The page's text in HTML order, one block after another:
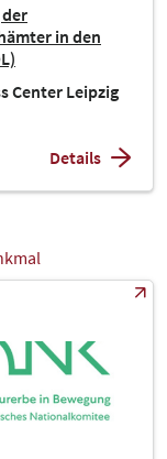
in den
Center Leipzig
Details